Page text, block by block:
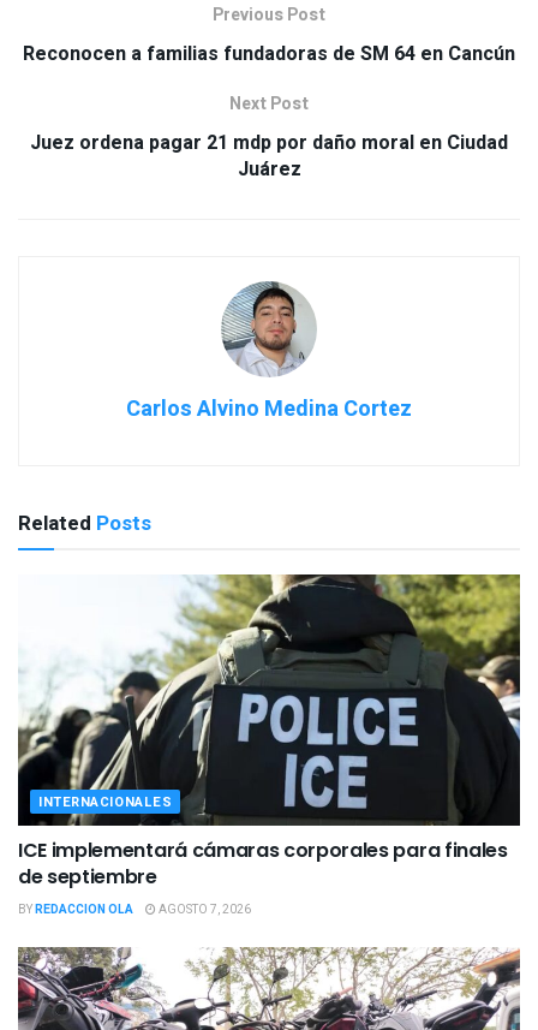
Previous Post
Reconocen a familias fundadoras de SM 64 en Cancún
Next Post
Juez ordena pagar 21 mdp por daño moral en Ciudad
Juárez
Carlos Alvino Medina Cortez
Related Posts
INTERNACIONALES
ICE implementará cámaras corporales para finales
de septiembre
BYREDACCION OLA AGOSTO 7, 2026